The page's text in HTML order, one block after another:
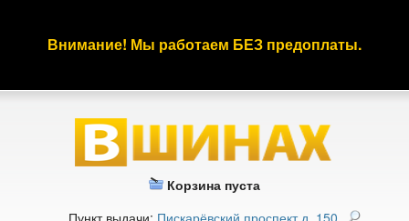
Внимание! Мы работаем БЕЗ предоплаты.
Корзина пуста
Пункт выдачи: Пискарёвский проспект д. 150